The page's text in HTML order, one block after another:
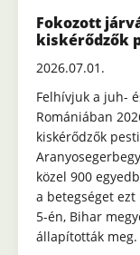
Fokozott
kiskérődzők
2026.07.01.
Felhívjuk a juh-
Romániában
kiskérődzők
közel 900
a betegséget
5-én, Bihar
állapították meg.